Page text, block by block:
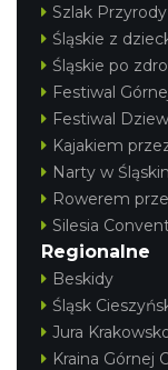
Szlak Przyrody
Śląskie z
Śląskie po
Festiwal
Festiwal
Kajakiem
Narty w
Rowerem
Silesia
Regionalne
Beskidy
Śląsk
Jura
Kraina Górnej